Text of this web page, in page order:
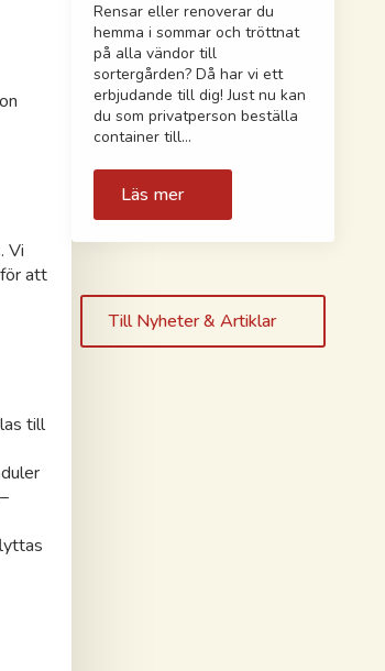
Vi
att
till
Rensar eller renoverar du
hemma i sommar och tröttnat
på alla vändor till
sortergården? Då har vi ett
erbjudande till dig! Just nu kan
du som privatperson beställa
container till…
Läs mer
Till Nyheter & Artiklar